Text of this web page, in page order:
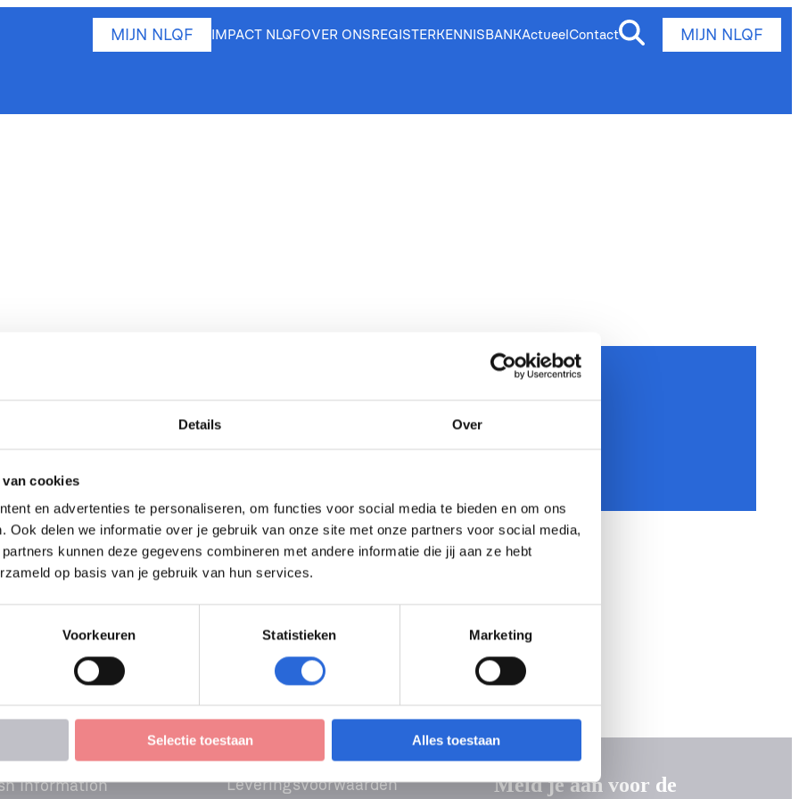
Details Over
cookies
en advertenties te personaliseren, om functies voor social media te bieden en om ons
Ook delen we informatie over je gebruik van onze site met onze partners voor social media,
kunnen deze gegevens combineren met andere informatie die jij aan ze hebt
op basis van je gebruik van hun services.
Voorkeuren Statistieken Marketing
Selectie toestaan Alles toestaan
MIJN NLQF IMPACT NLQFOVER ONSREGISTERKENNISBANKActueelContact MIJN NLQF
4)
Information Leveringsvoorwaarden
Meld je aan voor de